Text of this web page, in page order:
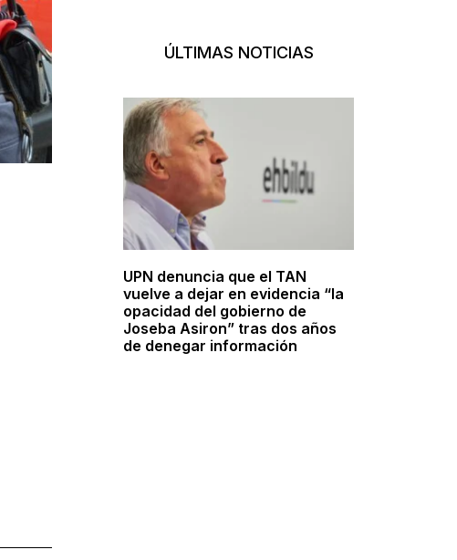
ÚLTIMAS NOTICIAS
UPN denuncia que el TAN
vuelve a dejar en evidencia “la
opacidad del gobierno de
Joseba Asiron” tras dos años
de denegar información